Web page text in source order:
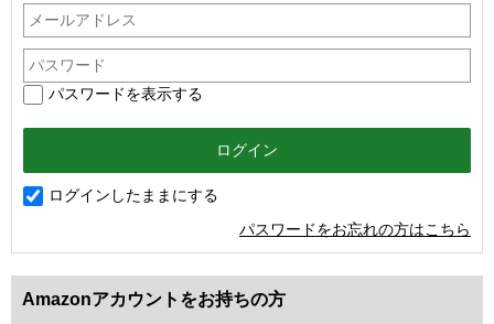
パスワードを表示する
ログインしたままにする
パスワードをお忘れの方はこちら
Amazonアカウントをお持ちの方